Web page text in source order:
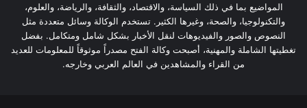
المواضيع بما في ذلك السياسة، والاقتصاد، والثقافة، والرياضة، والعلوم،
والتكنولوجيا، والصحة، وغيرها الكثير. تستخدم الوكالة وسائل متعددة مثل
النصوص والصور والفيديوهات لنقل الأخبار بشكل شامل ومتكامل. بفضل
تغطيتها الشاملة والمهنية، أصبحت وكالة الفتح مصدراً موثوقاً للمعلومات للعديد
من القراء والمشاهدين في العالم العربي وخارجه.